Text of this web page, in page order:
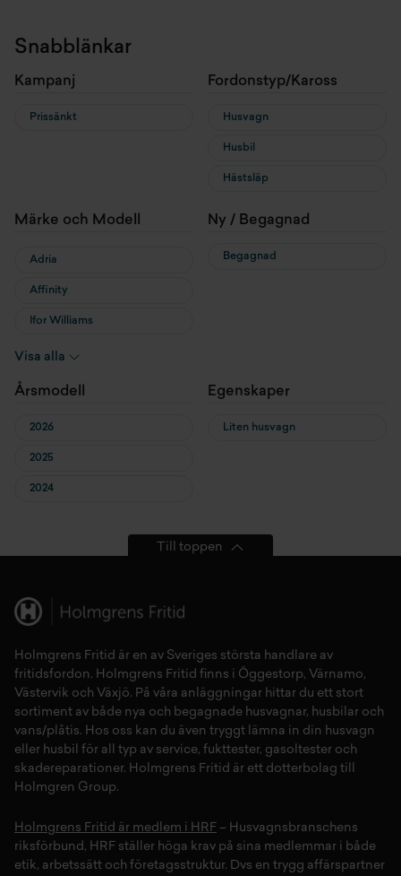
Snabblänkar
Kampanj
Prissänkt
Fordonstyp/Kaross
Husvagn
Husbil
Hästsläp
Märke och Modell
Adria
Affinity
Ifor Williams
KABE
Sun Living
Visa alla
Ny / Begagnad
Begagnad
Årsmodell
2026
2025
2024
Egenskaper
Liten husvagn
Till toppen
Holmgrens Fritid är en av Sveriges största handlare av
fritidsfordon . Holmgrens Fritid finns i Öggestorp, Värnamo,
Västervik och Växjö. På våra anläggningar hittar du ett stort
sortiment av både nya och begagnade husvagnar, husbilar och
vans/plåtis. Hos oss kan du även tryggt lämna in din husvagn
eller husbil för all typ av service, fukttester, gasoltester och
skadereparationer. Holmgrens Fritid är ett dotterbolag till
Holmgren Group.
Holmgrens Fritid är medlem i HRF – Husvagnsbranschens
riksförbund, HRF ställer höga krav på sina medlemmar i både
etik, arbetssätt och företagsstruktur. Dvs en trygg affärspartner